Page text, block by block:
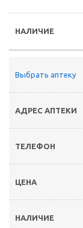
Выбрать аптеку